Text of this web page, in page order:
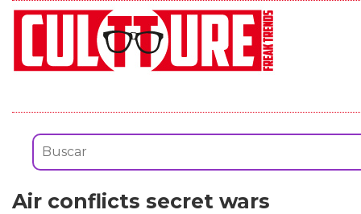
Air conflicts secret wars